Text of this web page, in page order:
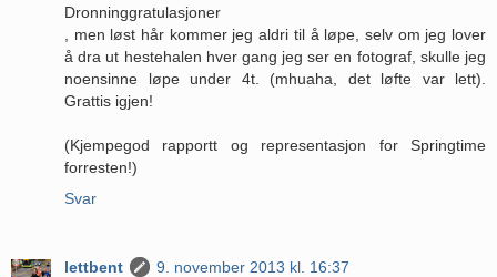
Dronninggratulasjoner
, men løst hår kommer jeg aldri til å løpe, selv om jeg lover
å dra ut hestehalen hver gang jeg ser en fotograf, skulle jeg
noensinne løpe under 4t. (mhuaha, det løfte var lett).
Grattis igjen!
(Kjempegod rapportt og representasjon for Springtime
forresten!)
Svar
lettbent
9. november 2013 kl. 16:37